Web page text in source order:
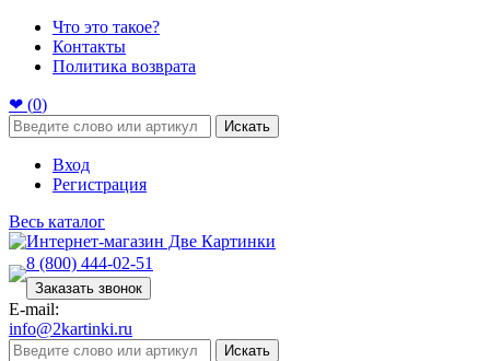
Что это такое?
Контакты
Политика возврата
❤ (0)
Искать
Вход
Регистрация
Весь каталог
8 (800) 444-02-51
Заказать звонок
E-mail:
info@2kartinki.ru
Искать